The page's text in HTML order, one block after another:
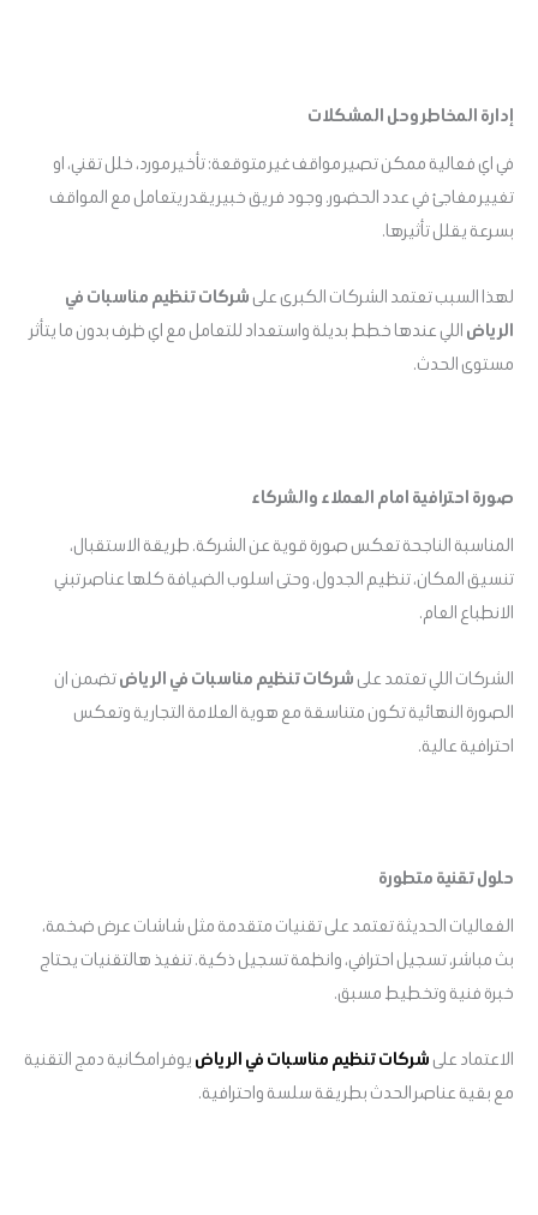
إدارة المخاطر وحل المشكلات
في اي فعالية ممكن تصير مواقف غير متوقعة: تأخير مورد، خلل تقني، او
تغيير مفاجئ في عدد الحضور. وجود فريق خبير يقدر يتعامل مع المواقف
بسرعة يقلل تأثيرها.
لهذا السبب تعتمد الشركات الكبرى على شركات تنظيم مناسبات في
الرياض اللي عندها خطط بديلة واستعداد للتعامل مع اي ظرف بدون ما يتأثر
مستوى الحدث.
صورة احترافية امام العملاء والشركاء
المناسبة الناجحة تعكس صورة قوية عن الشركة. طريقة الاستقبال،
تنسيق المكان، تنظيم الجدول، وحتى اسلوب الضيافة كلها عناصر تبني
الانطباع العام.
الشركات اللي تعتمد على شركات تنظيم مناسبات في الرياضتضمن ان
الصورة النهائية تكون متناسقة مع هوية العلامة التجارية وتعكس
احترافية عالية.
حلول تقنية متطورة
الفعاليات الحديثة تعتمد على تقنيات متقدمة مثل شاشات عرض ضخمة،
بث مباشر، تسجيل احترافي، وانظمة تسجيل ذكية. تنفيذ هالتقنيات يحتاج
خبرة فنية وتخطيط مسبق.
الاعتماد على شركات تنظيم مناسبات في الرياض يوفر امكانية دمج التقنية
مع بقية عناصر الحدث بطريقة سلسة واحترافية.